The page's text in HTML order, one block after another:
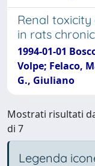
Renal
in rats
1994-01-01
Volpe; Felaco,
G., Giuliano
Mostrati risultati
di 7
Legenda